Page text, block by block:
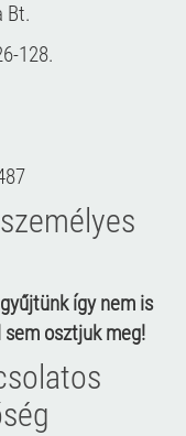
Bt.
128.
így nem is
osztjuk meg!